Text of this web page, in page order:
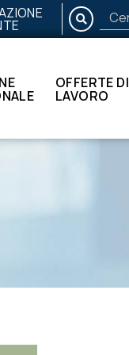
Cerca
OFFERTE DI
LAVORO